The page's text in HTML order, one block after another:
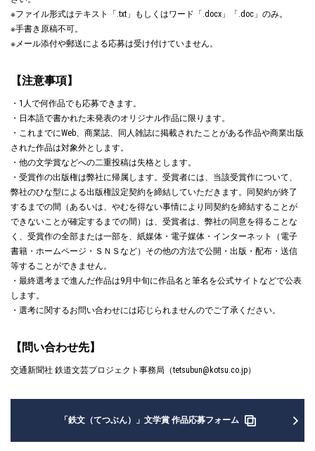
※ファイル形式はテキスト「.txt」もしくはワード「.docx」「.doc」のみ。
※手書き原稿不可。
※メール添付や郵送による応募は受け付けていません。
【注意事項】
・1人で何作品でも応募できます。
・日本語で書かれた未発表のオリジナル作品に限ります。
・これまでにWeb、商業誌、同人雑誌に掲載されたことがある作品や商業出版
された作品は対象外とします。
・他の文学賞などへの二重投稿は失格とします。
・受賞作の出版権は弊社に帰属します。受賞者には、当該受賞作について、
弊社のひな型による出版権設定契約を締結していただきます。同契約が終了
するまでの間（あるいは、やむを得ない事情により同契約を締結することが
できないことが確定するまでの間）は、受賞者は、弊社の同意を得ることな
く、受賞作の全部または一部を、紙媒体・電子媒体・インターネット（電子
書籍・ホームページ・ＳＮＳなど）その他の方法で公開・出版・配布・送信
等することができません。
・最終選考まで進んだ作品は9月中旬に作品名と筆名を公式サイトなどで公表
します。
・選考に関するお問い合わせには応じられませんのでご了承ください。
【問い合わせ先】
交通新聞社 鉄道文芸プロジェクト事務局（tetsubun@kotsu.co.jp）
「鉄文（てつぶん）」文学賞 作品応募フォーム